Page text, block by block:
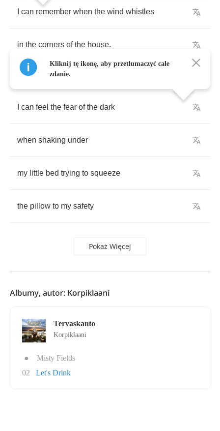
can remember when the wind whistles
in the corners of the house.
can feel the fear of the dark
when shaking under
my little bed trying to squeeze
the pillow to my safety
Pokaż Więcej
Kliknij tę ikonę, aby przetłumaczyć całe
zdanie.
Albumy, autor: Korpiklaani
Tervaskanto
Korpiklaani
●
Misty Fields
02
Let's Drink